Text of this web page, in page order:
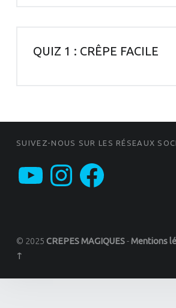
QUIZ 1 : CRÊPE FACILE
FOOTER SIDEBAR
SUIVEZ-NOUS SUR LES RÉSEAUX
© 2025 CREPES MAGIQUES-Mentions
↑